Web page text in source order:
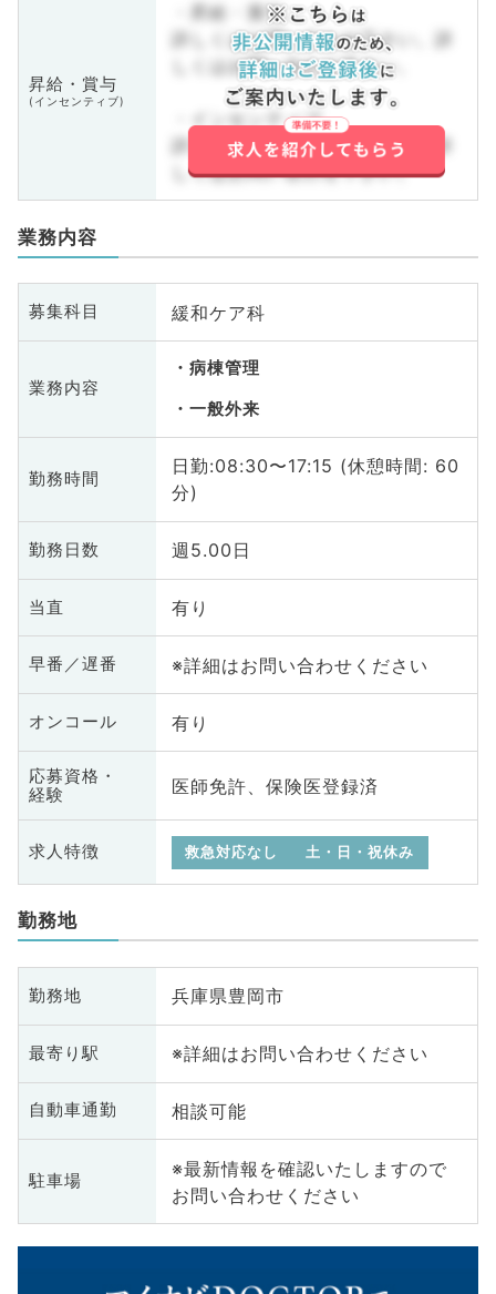
昇給・賞与
(インセンティブ)
・昇給・賞与
詳しくはお問い合わせ下さい。詳
しくはお問い合わせ下さい。
・インセンティブ
詳しくはお問い合わせ下さい。詳
しくはお問い合わせ下さい。
業務内容
募集科目 緩和ケア科
業務内容
病棟管理
一般外来
勤務時間
日勤:08:30〜17:15 (休憩時間: 60
分)
勤務日数 週5.00日
当直 有り
早番／遅番 ※詳細はお問い合わせください
オンコール 有り
応募資格・
経験
医師免許、保険医登録済
求人特徴 救急対応なし 土・日・祝休み
勤務地
勤務地 兵庫県豊岡市
最寄り駅 ※詳細はお問い合わせください
自動車通勤 相談可能
駐車場
※最新情報を確認いたしますので
お問い合わせください